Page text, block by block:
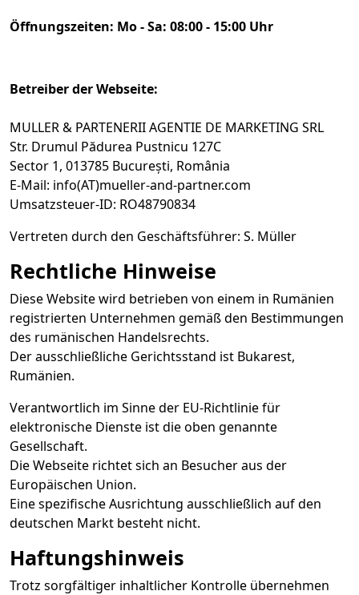
Öffnungszeiten: Mo - Sa: 08:00 - 15:00 Uhr
Betreiber der Webseite:
MULLER & PARTENERII AGENTIE DE MARKETING SRL
Str. Drumul Pădurea Pustnicu 127C
Sector 1, 013785 București, România
E-Mail: info(AT)mueller-and-partner.com
Umsatzsteuer-ID: RO48790834
Vertreten durch den Geschäftsführer: S. Müller
Rechtliche Hinweise
Diese Website wird betrieben von einem in Rumänien
registrierten Unternehmen gemäß den Bestimmungen
des rumänischen Handelsrechts.
Der ausschließliche Gerichtsstand ist Bukarest,
Rumänien.
Verantwortlich im Sinne der EU-Richtlinie für
elektronische Dienste ist die oben genannte
Gesellschaft.
Die Webseite richtet sich an Besucher aus der
Europäischen Union.
Eine spezifische Ausrichtung ausschließlich auf den
deutschen Markt besteht nicht.
Haftungshinweis
Trotz sorgfältiger inhaltlicher Kontrolle übernehmen